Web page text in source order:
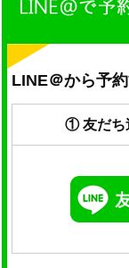
LINE＠から予
① 友だち